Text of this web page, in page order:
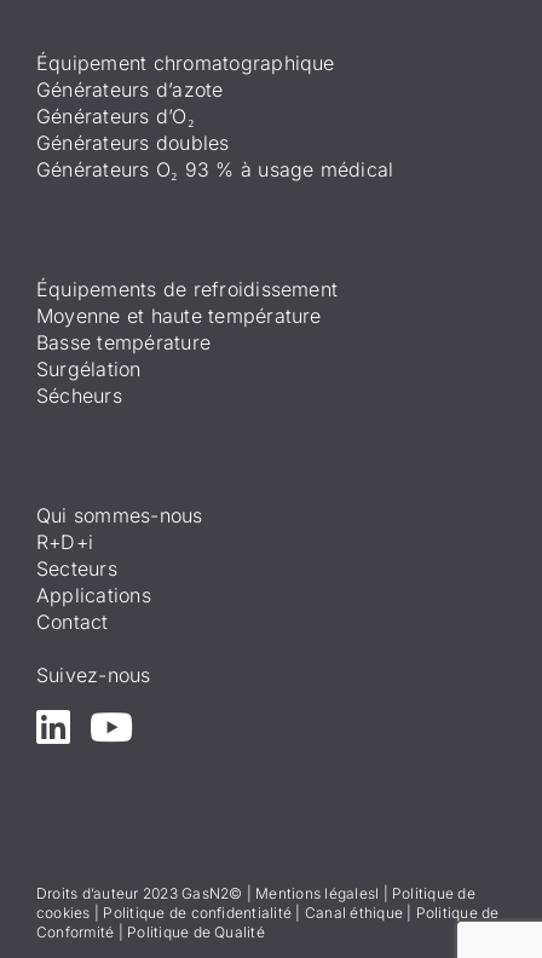
Équipement chromatographique
Générateurs d’azote
Générateurs d’O₂
Générateurs doubles
Générateurs O₂ 93 % à usage médical
Équipements de refroidissement
Moyenne et haute température
Basse température
Surgélation
Sécheurs
Qui sommes-nous
R+D+i
Secteurs
Applications
Contact
Suivez-nous
Droits d’auteur 2023 GasN2© | Mentions légalesl
Politique de
cookies
Politique de confidentialité Canal éthique
Politique de
Conformité
Politique de Qualité